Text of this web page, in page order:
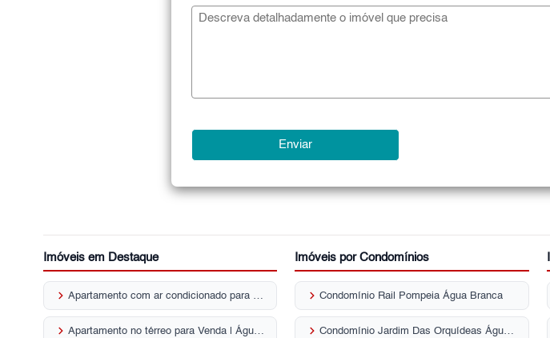
Imóveis em Destaque
keyboard_arrow_right Apartamento com ar condicionado para Venda | Água Branca
keyboard_arrow_right Apartamento no térreo para Venda | Água Branca
Imóveis por Condomínios
keyboard_arrow_rightCondomínio Rail Pompeia Água Branca
keyboard_arrow_right Condomínio Jardim Das Orquídeas Água Branca